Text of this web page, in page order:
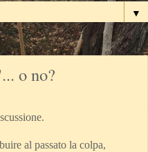
▼
o no?
al passato la colpa,